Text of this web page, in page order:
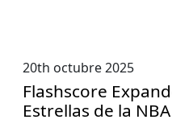
20th octubre 2025
Flashscore
Estrellas de la